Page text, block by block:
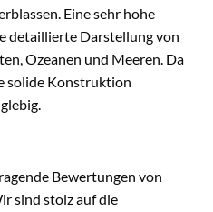
Eine sehr hohe
detaillierte Darstellung von
Ozeanen und Meeren. Da
solide Konstruktion
Bewertungen von
sind stolz auf die